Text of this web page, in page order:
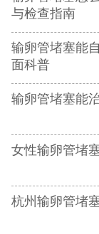
与检查指南
输卵管堵塞能
面科普
输卵管堵塞能
女性输卵管堵
杭州输卵管堵